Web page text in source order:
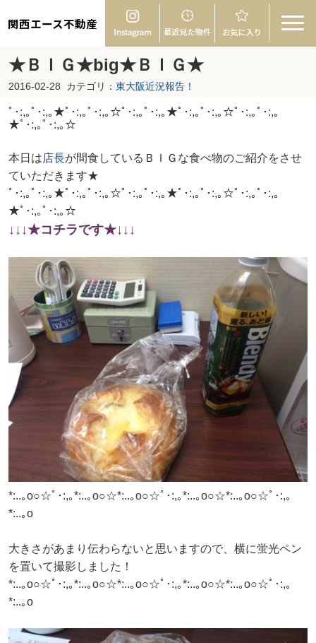
関西エース不動産
★ＢＩＧ★big★ＢＩＧ★
2016-02-28 カテゴリ： 東大阪近況報告！
ﾟ･:,｡ﾟ･:,｡★ﾟ･:,｡ﾟ･:,｡☆ﾟ･:,｡ﾟ･:,｡★ﾟ･:,｡ﾟ･:,｡☆ﾟ･:,｡ﾟ･:,｡
★ﾟ･:,｡ﾟ･:,｡☆
本日は店長が間食しているＢＩＧな食べ物のご紹介をさせ
ていただきます★
ﾟ･:,｡ﾟ･:,｡★ﾟ･:,｡ﾟ･:,｡☆ﾟ･:,｡ﾟ･:,｡★ﾟ･:,｡ﾟ･:,｡☆ﾟ･:,｡ﾟ･:,｡
★ﾟ･:,｡ﾟ･:,｡☆
↓↓↓★コチラです★↓↓↓
*:..｡o○☆ﾟ･:,｡*:..｡o○☆*:..｡o○☆ﾟ･:,｡*:..｡o○☆*:..｡o○☆ﾟ･:,｡
*:..｡o
大きさがあまり伝わらないと思いますので、横に蛍光ペン
を置いて撮影しました！
*:..｡o○☆ﾟ･:,｡*:..｡o○☆*:..｡o○☆ﾟ･:,｡*:..｡o○☆*:..｡o○☆ﾟ･:,｡
*:..｡o